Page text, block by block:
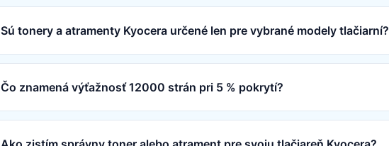
Sú tonery a atramenty Kyocera určené len pre vybrané modely tlačiarní?
Čo znamená výťažnosť 12000 strán pri 5 % pokrytí?